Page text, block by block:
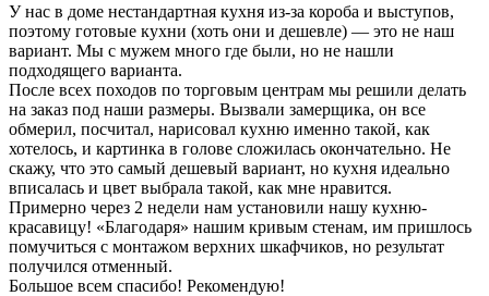
У нас в доме нестандартная кухня из-за короба и выступов,
поэтому готовые кухни (хоть они и дешевле) — это не наш
вариант. Мы с мужем много где были, но не нашли
подходящего варианта.
После всех походов по торговым центрам мы решили делать
на заказ под наши размеры. Вызвали замерщика, он все
обмерил, посчитал, нарисовал кухню именно такой, как
хотелось, и картинка в голове сложилась окончательно. Не
скажу, что это самый дешевый вариант, но кухня идеально
вписалась и цвет выбрала такой, как мне нравится.
Примерно через 2 недели нам установили нашу кухню-
красавицу! «Благодаря» нашим кривым стенам, им пришлось
помучиться с монтажом верхних шкафчиков, но результат
получился отменный.
Большое всем спасибо! Рекомендую!